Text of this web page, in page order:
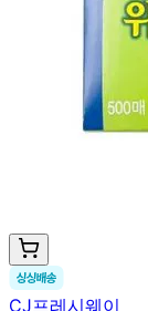
CJ프레시웨이